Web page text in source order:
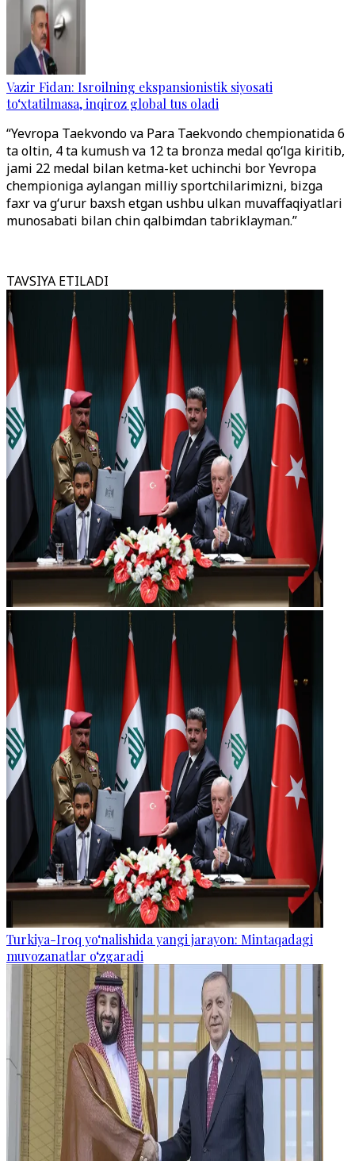
Vazir Fidan: Isroilning ekspansionistik siyosati
to‘xtatilmasa, inqiroz global tus oladi
“Yevropa Taekvondo va Para Taekvondo chempionatida 6
ta oltin, 4 ta kumush va 12 ta bronza medal qo‘lga kiritib,
jami 22 medal bilan ketma-ket uchinchi bor Yevropa
chempioniga aylangan milliy sportchilarimizni, bizga
faxr va g‘urur baxsh etgan ushbu ulkan muvaffaqiyatlari
munosabati bilan chin qalbimdan tabriklayman.”
TAVSIYA ETILADI
Turkiya-Iroq yo‘nalishida yangi jarayon: Mintaqadagi
muvozanatlar o‘zgaradi